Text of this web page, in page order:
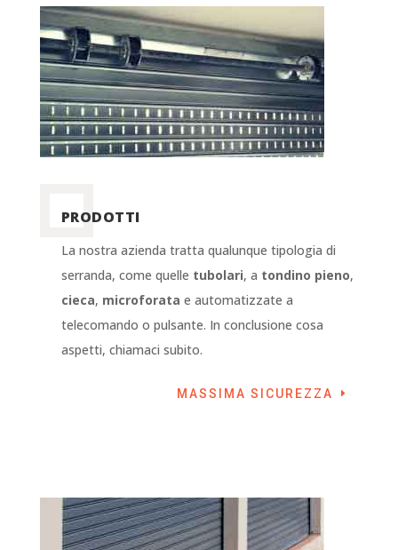
PRODOTTI
La nostra azienda tratta qualunque tipologia di
serranda, come quelle tubolari, a tondino pieno,
cieca, microforata e automatizzate a
telecomando o pulsante. In conclusione cosa
aspetti, chiamaci subito.
MASSIMA SICUREZZA